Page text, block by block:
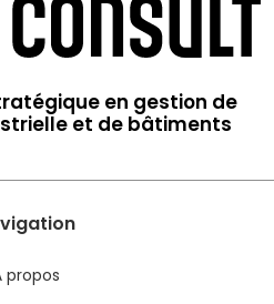
en gestion de
et de bâtiments
propos